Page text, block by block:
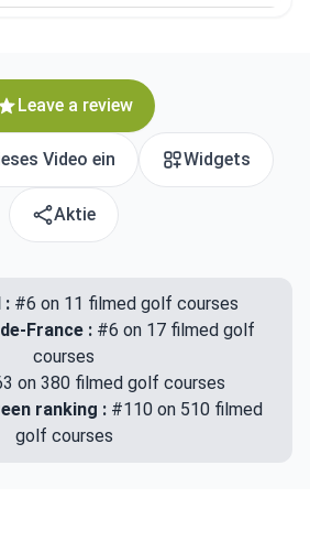
Leave a review
Video ein Widgets
Aktie
:#6 on 11 filmed golf courses
France : #6 on 17 filmed golf
courses
on 380 filmed golf courses
ranking : #110 on 510 filmed
golf courses